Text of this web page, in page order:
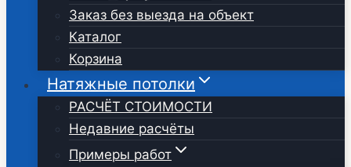
Заказ без выезда на объект
Каталог
Корзина
Натяжные потолки
РАСЧЁТ СТОИМОСТИ
Недавние расчёты
Примеры работ